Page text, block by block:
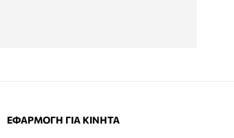
ΕΦΑΡΜΟΓΉ ΓΙΑ ΚΙΝΗΤΆ